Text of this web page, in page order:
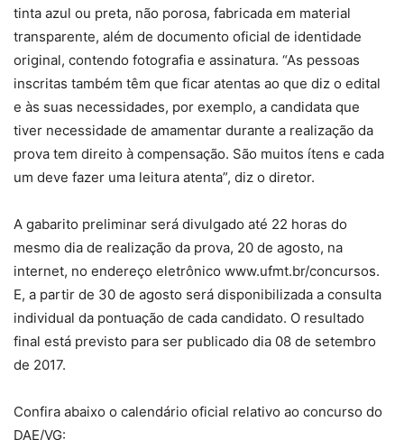
tinta azul ou preta, não porosa, fabricada em material
transparente, além de documento oficial de identidade
original, contendo fotografia e assinatura. “As pessoas
inscritas também têm que ficar atentas ao que diz o edital
e às suas necessidades, por exemplo, a candidata que
tiver necessidade de amamentar durante a realização da
prova tem direito à compensação. São muitos ítens e cada
um deve fazer uma leitura atenta”, diz o diretor.
A gabarito preliminar será divulgado até 22 horas do
mesmo dia de realização da prova, 20 de agosto, na
internet, no endereço eletrônico www.ufmt.br/concursos.
E, a partir de 30 de agosto será disponibilizada a consulta
individual da pontuação de cada candidato. O resultado
final está previsto para ser publicado dia 08 de setembro
de 2017.
Confira abaixo o calendário oficial relativo ao concurso do
DAE/VG: